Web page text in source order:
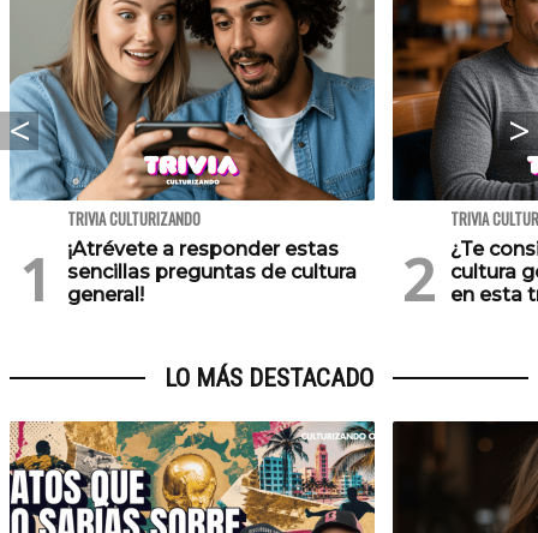
TRIVIA CULTURIZANDO
¡Atrévete a responder estas
sencillas preguntas de cultura
general!
TRIVIA
¿Te
cultura
en esta
LO MÁS DESTACADO